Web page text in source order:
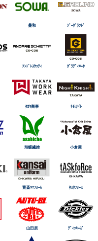
桑和 ｼﾞｰｸﾞﾗﾝﾄﾞ
ｱﾝﾄﾞﾚｽｹｯﾃｨ ｸﾞﾗﾃﾞｨｴｰﾀ
ﾀｶﾔ商事 ﾅｲtﾅｲﾄ
旭蝶繊維 小倉屋
寛斎ﾕﾆﾌｫｰﾑ ﾀｽｸﾌｫｰｽ
山田辰 ﾃﾞｨｯｷｰｽﾞ